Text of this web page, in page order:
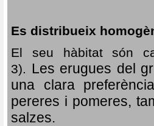
Es distribueix
El seu hàbitat són
3). Les erugues del
una clara
pereres i pomeres,
salzes.